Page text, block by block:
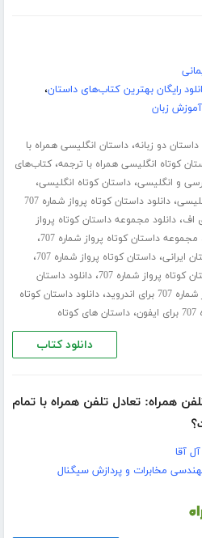
رایگان بهترین کتاب‌های داستان،
زبان
داستان دو زبانه،داستان انگلیسی همراه با
کوتاه انگلیسی همراه با ترجمه،کتاب‌های
و انگلیسی،داستان کوتاه انگلیسی،
،
دانلود داستان کوتاه پرواز شماره 707
اف،دانلود مجموعه داستان کوتاه پرواز
مجموعه داستان کوتاه پرواز شماره 707 ،
ایرانی،داستان کوتاه پرواز شماره 707 ،
کوتاه پرواز شماره 707 ،دانلود داستان
برای اندروید
،دانلود داستان کوتاه
،داستان های کوتاه
دانلود کتاب
همراه: تعادل تلفن همراه با تمام
آقا
مخابرات و پردازش سیگنال